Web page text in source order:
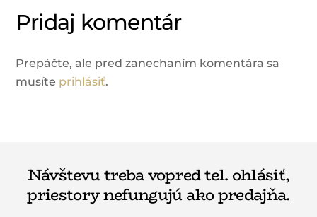
Pridaj komentár
Prepáčte, ale pred zanechaním komentára sa
musíte prihlásiť.
Návštevu treba vopred tel. ohlásiť,
priestory nefungujú ako predajňa.